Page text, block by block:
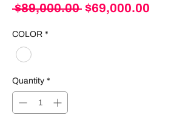
$89,000.00 Regular
$69,000.00
COLOR *
Quantity *